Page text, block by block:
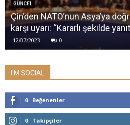
GÜNCEL
Çin’den NATO’nun Asya’ya
karşı uyarı: “Kararlı şekilde
12/07/2023 0
I'M SOCIAL
0 Beğenenler
0 Takipçiler